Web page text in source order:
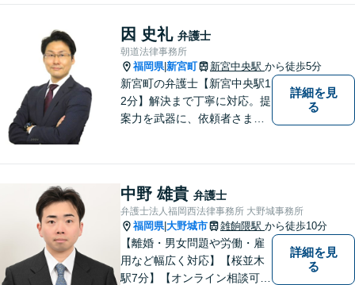
せたオーダーメイド対応を心
がけています。
因 史礼 弁護士
朝道法律事務所
福岡県|新宮町 新宮中央駅 から徒歩5分
新宮町の弁護士【新宮中央駅1
2分】解決まで丁寧に対応。提
案力を武器に、依頼者さまの
貞慰謝料請求のご相談はお任
せください【夜間／休日相談
可（要予約）】
詳細を見
る
中野 雄貴 弁護士
弁護士法人福岡西法律事務所 大野城事務所
福岡県|大野城市 雑餉隈駅 から徒歩10分
【離婚・男女問題や労働・雇
用など幅広く対応】【桜並木
駅7分】【オンライン相談可
詳細を見
る